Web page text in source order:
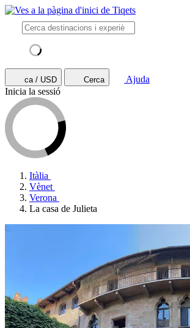
ca / USD Cerca
Ajuda
Inicia la sessió
Itàlia
Vènet
Verona
La casa de Julieta